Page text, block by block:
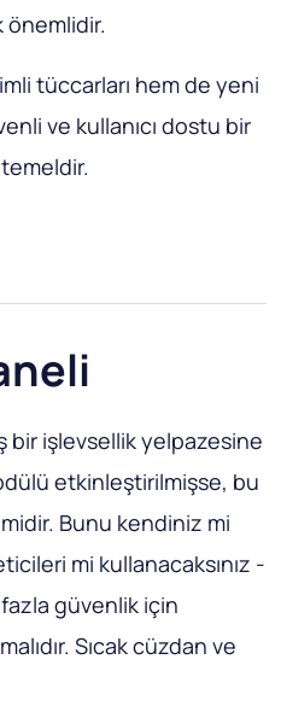
tüccarları hem de yeni
ve kullanıcı dostu bir
bir işlevsellik yelpazesine
etkinleştirilmişse, bu
Bunu kendiniz mi
mi kullanacaksınız -
güvenlik için
Sıcak cüzdan ve